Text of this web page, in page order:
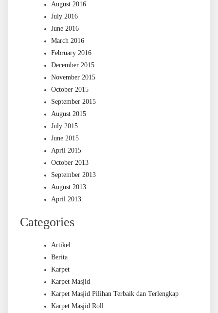
August 2016
July 2016
June 2016
March 2016
February 2016
December 2015
November 2015
October 2015
September 2015
August 2015
July 2015
June 2015
April 2015
October 2013
September 2013
August 2013
April 2013
Categories
Artikel
Berita
Karpet
Karpet Masjid
Karpet Masjid Pilihan Terbaik dan Terlengkap
Karpet Masjid Roll